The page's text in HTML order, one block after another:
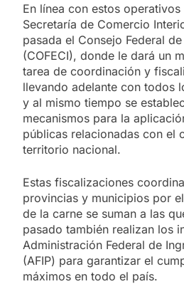
En línea con estos
Secretaría de Comercio
pasada el Consejo Federal
(COFECI), donde le dará un
tarea de coordinación y
llevando adelante con todos
y al mismo tiempo se
mecanismos para la
públicas relacionadas con el
territorio nacional.
Estas fiscalizaciones
provincias y municipios por
de la carne se suman a las
pasado también realizan los
Administración Federal de
(AFIP) para garantizar el
máximos en todo el país.